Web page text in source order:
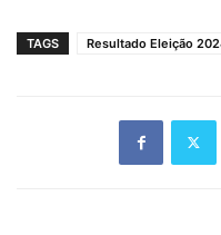
TAGS Resultado Eleição